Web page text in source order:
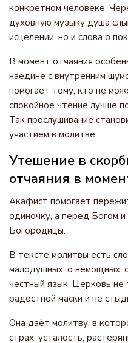
конкретном человеке.
духовную музыку душа
исцелении, но и слова о
В момент отчаяния
наедине с внутренним
помогает тому, кто не
спокойное чтение лучше
Так прослушивание
участием в молитве.
Утешение в
отчаяния в
Акафист помогает
одиночку, а перед Богом
Богородицы.
В тексте молитвы есть
малодушных, о немощных,
честный язык. Церковь не
радостной маски и не
Она даёт молитву, в
страх, усталость,